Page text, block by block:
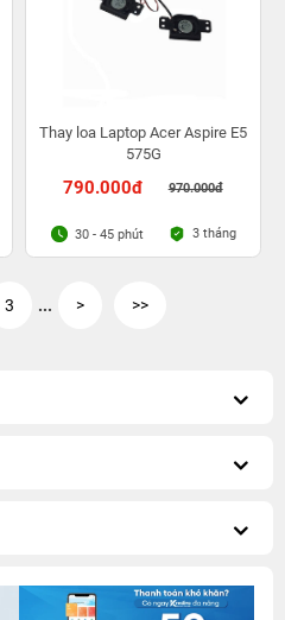
Thay loa Laptop Acer Aspire E5
575G
790.000đ 970.000đ
30 - 45 phút 3 tháng
3 ... > >>